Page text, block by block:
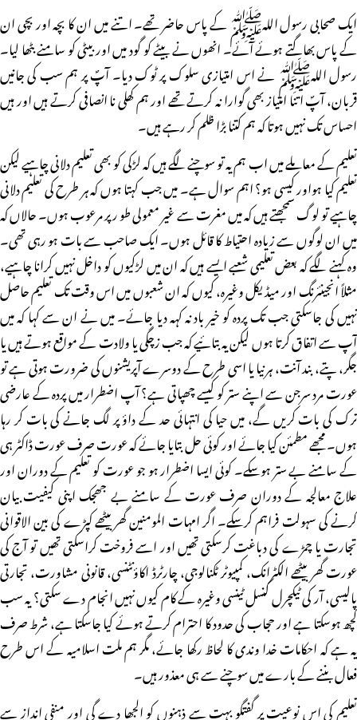
ایک صحابی رسول اللہﷺ کے پاس حاضر تھے۔ اتنے میں ان کا بچہ اور بچی ان
کے پاس بھاگتے ہوئے آئے۔ انھوں نے بیٹے کو گود میں اور بیٹی کو سامنے بٹھا لیا۔
رسول اللہﷺ نے اس امتیازی سلوک پر ٹوک دیا۔ آپؐ پر ہم سب کی جانیں
قربان، آپؐ اتنا امتیاز بھی گوارا نہ کرتے تھے اور ہم کھلی نا انصافی کرتے ہیں اور ہیں
احساس تک نہیں ہوتا کہ ہم کتنا بڑا ظلم کر رہے ہیں۔
تعلیم کے معاملے میں اب ہم یہ تو سوچنے لگے ہیں کہ لڑکی کو بھی تعلیم دلانی چاہیے لیکن
تعلیم کیا ہواور کیسی ہو؟ اہم سوال ہے۔ میں جب کہتا ہوں کہ ہر طرح کی تعلیم دلانی
چاہیے تو لوگ سمجھتے ہیں کہ میں مغرت سے غیر معمولی طو رپر مرعوب ہوں۔ حالاں کہ
میں ان لوگوں سے زیادہ احتیاط کا قائل ہوں۔ ایک صاحب سے بات ہو رہی تھی۔
وہ کہنے لگے کہ بعض تعلیمی شعبے ایسے ہیں کہ ان میں لڑکیوں کو داخل نہیں کرانا چاہیے،
مثلاً انجینئرنگ اور میڈیکل وغیرہ، کیوں کہ ان شعبوں میں اس وقت تک تعلیم حاصل
نہیں کی جاسکتی جب تک پردہ کو خیر باد نہ کہہ دیا جائے۔ میں نے ان سے کہا کہ میں
آپ سے اتفاق کرتا ہوں لیکن یہ بتائیے کہ جب زچگی یا ولادت کے مواقع ہوتے ہیں یا
جگر، پتے، بند آنت، ہرنیا یا اسی طرح کے دوسرے آپریشنوں کی ضرورت ہوتی ہے تو
عورت مرد سرجن سے اپنے ستر کو کیسے چھپاتی ہے؟ آپ اضطرار میں پردہ کے عارضی
ترک کی بات کریں گے، میں حیا کی انتہائی حد کے داؤ پر لگ جانے کی بات کر رہا
ہوں۔ مجھے مطمئن کیا جائے اور کوئی حل بتایا جائے کہ عورت صرف عورت ڈاکٹر ہی
کے سامنے بے ستر ہوسکے۔ کوئی ایسا اضطرار ہو جو عورت کو تعلیم کے دوران اور
علاج معالجہ کے دوران صرف عورت کے سامنے بے جھجک اپنی کیفیت بیان
کرنے کی سہولت فراہم کرسکے۔ اگر امہات المومنین گھر بیٹھے کپڑے کی بین الاقوانی
تجارت یا چمڑے کی دباغت کرسکتی تھیں اور اسے فروخت کراسکتی تھیں تو آج کی
عورت گھر بیٹھے الکٹرانک، کمپیوٹر ٹکنالوجی، چارٹرڈ اکاؤنٹنسی، قانونی مشاورت، تجارتی
پالیسی، آر کی ٹیکچرل کنسل ٹینسی وغیرہ کے کام کیوں نہیں انجام دے سکتی؟ یہ سب
کچھ ہوسکتا ہے اور حجاب کی حدود کا احترام کرتے ہوئے کیا جاسکتا ہے، شرط صرف
یہ ہے کہ احکامات خدا وندی کا لحاظ رکھا جائے، مگر ہم ملت اسلامیہ کے اس طرح
فعال بننے کے بارے میں سوچنے سے ہی معذور ہیں۔
تعلیم کی اس نوعیت پر گفتگو بہت سے ذہنوں کو الجھا دے گی اور منفی انداز سے